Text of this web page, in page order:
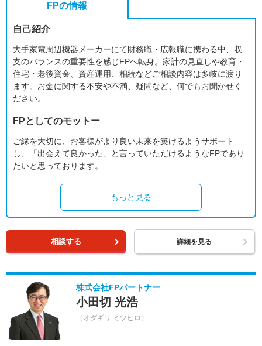
FPの情報
自己紹介
大手家電周辺機器メーカーにて財務職・広報職に携わる中、収
支のバランスの重要性を感じFPへ転身。家計の見直しや教育・
住宅・老後資金、資産運用、相続などご相談内容は多岐に渡り
ます。お金に関する不安や不満、疑問など、何でもお聞かせく
ださい。
FPとしてのモットー
ご縁を大切に、お客様がより良い未来を築けるようサポート
し、「出会えて良かった」と言っていただけるようなFPであり
たいと思っております。
もっと見る
相談する 詳細を見る
株式会社FPパートナー
小田切 光浩
（オダギリ ミツヒロ）